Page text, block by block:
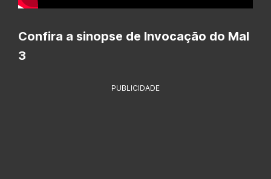
Confira a sinopse de Invocação do Mal
3
PUBLICIDADE